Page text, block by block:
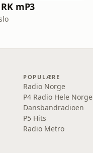
mP3
POPULÆRE
Radio Norge
P4 Radio Hele Norge
Dansbandradioen
P5 Hits
Radio Metro